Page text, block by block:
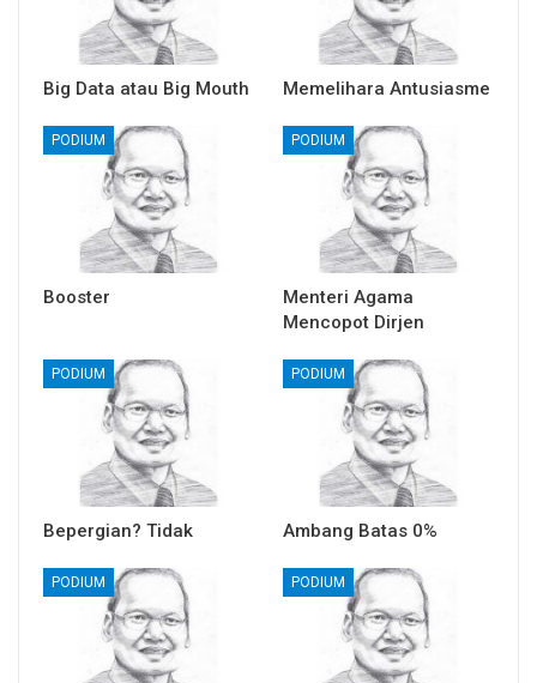
Big Data atau Big Mouth Memelihara Antusiasme
PODIUM
Booster
PODIUM
Menteri Agama
Mencopot Dirjen
PODIUM
Bepergian? Tidak
PODIUM
Ambang Batas 0%
PODIUM PODIUM